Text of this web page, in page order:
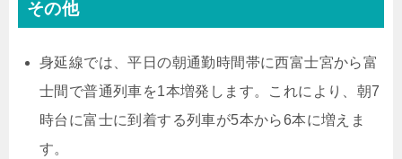
その他
身延線では、平日の朝通勤時間帯に西富士宮から富
士間で普通列車を1本増発します。これにより、朝7
時台に富士に到着する列車が5本から6本に増えま
す。